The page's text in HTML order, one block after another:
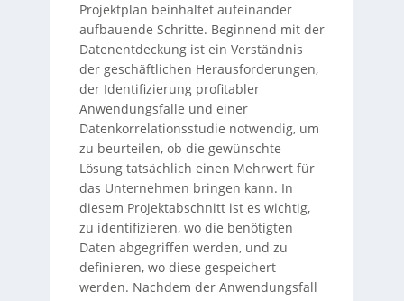
Projektplan beinhaltet aufeinander
aufbauende Schritte. Beginnend mit der
Datenentdeckung ist ein Verständnis
der geschäftlichen Herausforderungen,
der Identifizierung profitabler
Anwendungsfälle und einer
Datenkorrelationsstudie notwendig, um
zu beurteilen, ob die gewünschte
Lösung tatsächlich einen Mehrwert für
das Unternehmen bringen kann. In
diesem Projektabschnitt ist es wichtig,
zu identifizieren, wo die benötigten
Daten abgegriffen werden, und zu
definieren, wo diese gespeichert
werden. Nachdem der Anwendungsfall